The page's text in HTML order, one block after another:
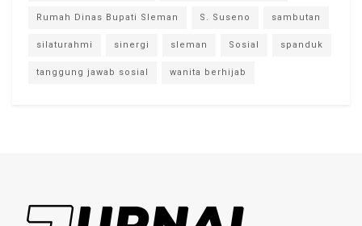
Rumah Dinas Bupati Sleman S. Suseno sambutan
silaturahmi sinergi sleman Sosial spanduk
tanggung jawab sosial wanita berhijab